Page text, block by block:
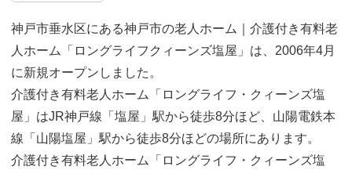
神戸市垂水区にある神戸市の老人ホーム｜介護付き有料老
人ホーム「ロングライフクィーンズ塩屋」は、2006年4月
に新規オープンしました。
介護付き有料老人ホーム「ロングライフ・クィーンズ塩
屋」はJR神戸線「塩屋」駅から徒歩8分ほど、山陽電鉄本
線「山陽塩屋」駅から徒歩8分ほどの場所にあります。
介護付き有料老人ホーム「ロングライフ・クィーンズ塩